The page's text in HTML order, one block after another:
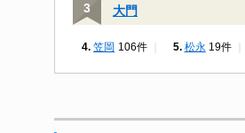
大門
笠岡 106件 松永 19件